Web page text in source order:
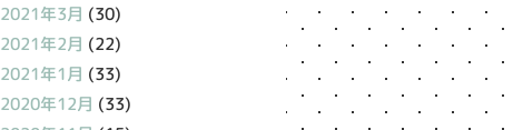
2021年3月 (30)
2021年2月 (22)
2021年1月 (33)
2020年12月 (33)